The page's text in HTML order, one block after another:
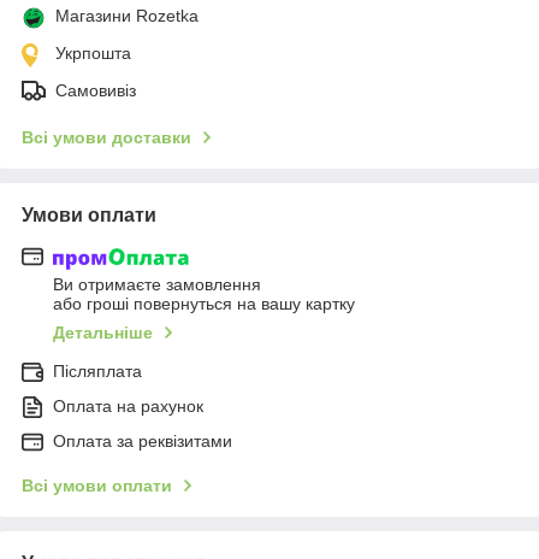
Магазини Rozetka
Укрпошта
Самовивіз
Всі умови доставки
Умови оплати
Ви отримаєте замовлення
або гроші повернуться на вашу картку
Детальніше
Післяплата
Оплата на рахунок
Оплата за реквізитами
Всі умови оплати